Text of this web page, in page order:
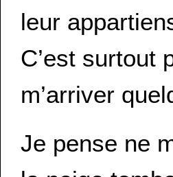
leur
C’est surtout
m’arriver
Je pense ne